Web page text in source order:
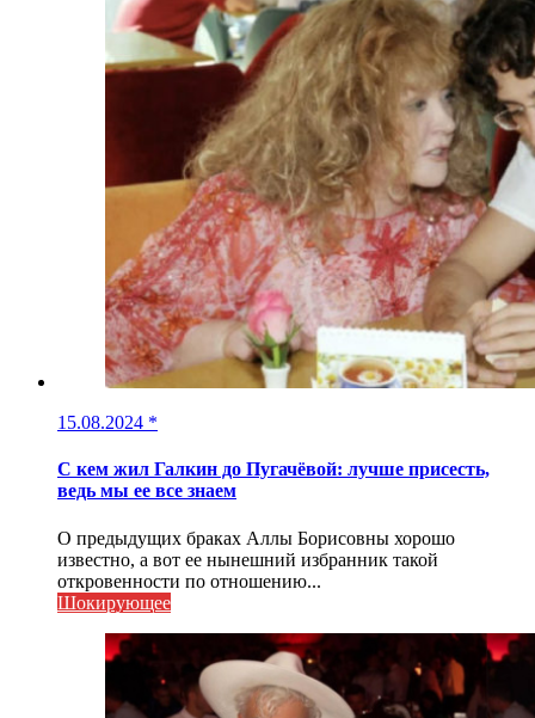
15.08.2024 *
С кем жил Галкин до Пугачёвой: лучше присесть,
ведь мы ее все знаем
О предыдущих браках Аллы Борисовны хорошо
известно, а вот ее нынешний избранник такой
откровенности по отношению...
Шокирующее